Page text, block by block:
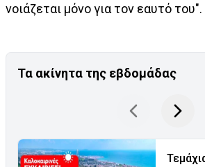
νοιάζεται μόνο για τον εαυτό του".
Τα ακίνητα της εβδομάδας